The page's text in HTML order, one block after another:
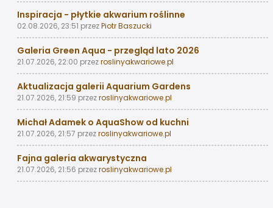
Inspiracja - płytkie akwarium roślinne
02.08.2026, 23:51 przezPiotr Baszucki
Galeria Green Aqua - przegląd lato 2026
21.07.2026, 22:00 przezroslinyakwariowe.pl
Aktualizacja galerii Aquarium Gardens
21.07.2026, 21:59 przezroslinyakwariowe.pl
Michał Adamek o AquaShow od kuchni
21.07.2026, 21:57 przezroslinyakwariowe.pl
Fajna galeria akwarystyczna
21.07.2026, 21:56 przezroslinyakwariowe.pl